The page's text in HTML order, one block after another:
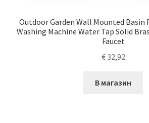
Outdoor Garden Wall Mounted Basin
Washing Machine Water Tap Solid
Faucet
€32,92
В магазин